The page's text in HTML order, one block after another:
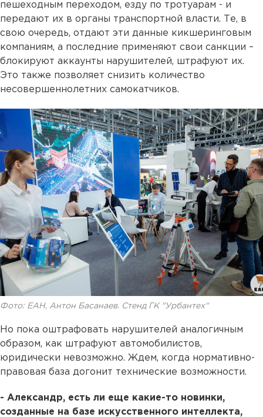
пешеходным переходом, езду по тротуарам - и
передают их в органы транспортной власти. Те, в
свою очередь, отдают эти данные кикшеринговым
компаниям, а последние применяют свои санкции –
блокируют аккаунты нарушителей, штрафуют их.
Это также позволяет снизить количество
несовершеннолетних самокатчиков.
Фото: ЕАН, Антон Басанаев. Стенд ГК "Урбантех"
Но пока оштрафовать нарушителей аналогичным
образом, как штрафуют автомобилистов,
юридически невозможно. Ждем, когда нормативно-
правовая база догонит технические возможности.
- Александр, есть ли еще какие-то новинки,
созданные на базе искусственного интеллекта,